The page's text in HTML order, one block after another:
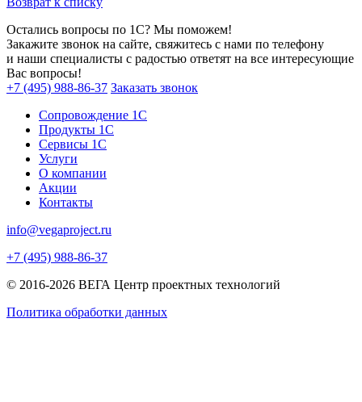
Остались вопросы по 1С? Мы поможем!
Закажите звонок на сайте, свяжитесь с нами по телефону
и наши специалисты с радостью ответят на все интересующие
Вас вопросы!
+7 (495) 988-86-37 Заказать звонок
Сопровождение 1С
Продукты 1С
Сервисы 1С
Услуги
О компании
Акции
Контакты
info@vegaproject.ru
+7 (495) 988-86-37
© 2016-2026 ВЕГА Центр проектных технологий
Политика обработки данных